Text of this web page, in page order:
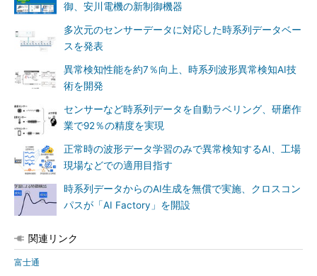
御、安川電機の新制御機器
多次元のセンサーデータに対応した時系列データベー
スを発表
異常検知性能を約7％向上、時系列波形異常検知AI技
術を開発
センサーなど時系列データを自動ラベリング、研磨作
業で92％の精度を実現
正常時の波形データ学習のみで異常検知するAI、工場
現場などでの適用目指す
時系列データからのAI生成を無償で実施、クロスコン
パスが「AI Factory」を開設
関連リンク
富士通